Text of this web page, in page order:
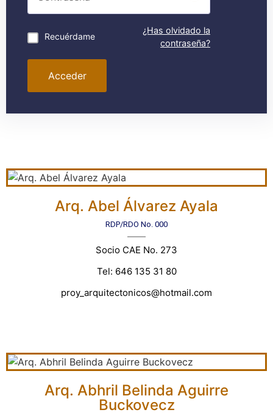
Recuérdame
¿Has olvidado la
contraseña?
Acceder
Arq. Abel Álvarez Ayala
RDP/RDO No. 000
Socio CAE No. 273
Tel: 646 135 31 80
proy_arquitectonicos@hotmail.com
Arq. Abhril Belinda Aguirre
Buckovecz